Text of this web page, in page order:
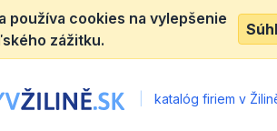
používa cookies na vylepšenie
zážitku.
katalóg firiem v